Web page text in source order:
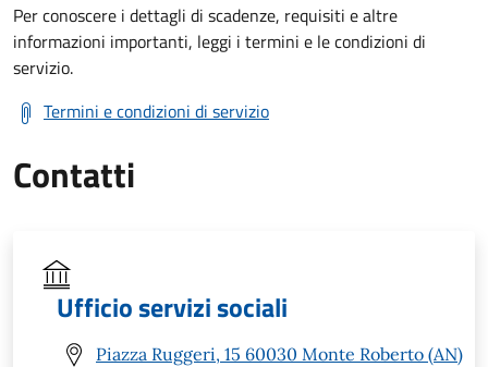
Per conoscere i dettagli di scadenze, requisiti e altre
informazioni importanti, leggi i termini e le condizioni di
servizio.
Termini e condizioni di servizio
Contatti
Ufficio servizi sociali
Piazza Ruggeri, 15 60030 Monte Roberto (AN)